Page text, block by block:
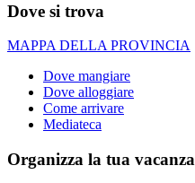
Dove si trova
MAPPA DELLA PROVINCIA
Dove mangiare
Dove alloggiare
Come arrivare
Mediateca
Organizza la tua vacanza